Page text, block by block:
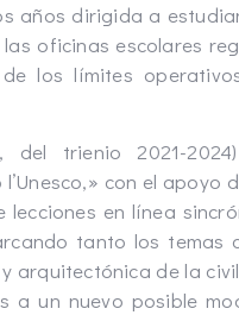
años dirigida a
oficinas escolares
los límites
del trienio 2021-
con el apoyo
en línea
tanto los temas
arquitectónica de la
a un nuevo posible